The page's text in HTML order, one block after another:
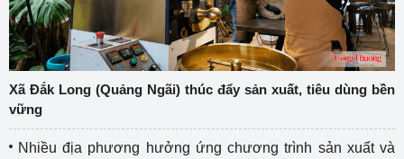
Xã Đắk Long (Quảng Ngãi) thúc đẩy sản xuất, tiêu dùng bền
vững
Nhiều địa phương hưởng ứng chương trình sản xuất và